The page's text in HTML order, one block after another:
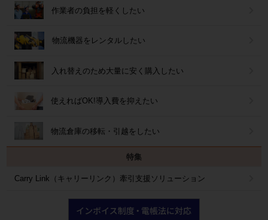
作業者の負担を軽くしたい
物流機器をレンタルしたい
入れ替えのため大量に安く購入したい
使えればOK!導入費を抑えたい
物流倉庫の移転・引越をしたい
特集
Carry Link（キャリーリンク）牽引支援ソリューション